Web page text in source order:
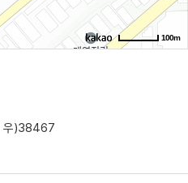
100m
우)38467